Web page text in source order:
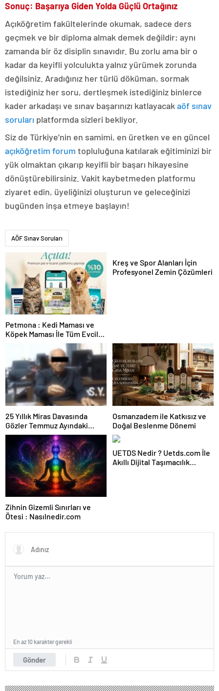
Sonuç: Başarıya Giden Yolda Güçlü Ortağınız
Açıköğretim fakültelerinde okumak, sadece ders
geçmek ve bir diploma almak demek değildir; aynı
zamanda bir öz disiplin sınavıdır. Bu zorlu ama bir o
kadar da keyifli yolculukta yalnız yürümek zorunda
değilsiniz. Aradığınız her türlü döküman, sormak
istediğiniz her soru, dertleşmek istediğiniz binlerce
kader arkadaşı ve sınav başarınızı katlayacak aöf sınav
soruları platformda sizleri bekliyor.
Siz de Türkiye’nin en samimi, en üretken ve en güncel
açıköğretim forum topluluğuna katılarak eğitiminizi bir
yük olmaktan çıkarıp keyifli bir başarı hikayesine
dönüştürebilirsiniz. Vakit kaybetmeden platformu
ziyaret edin, üyeliğinizi oluşturun ve geleceğinizi
bugünden inşa etmeye başlayın!
AÖF Sınav Soruları
Petmona : Kedi Maması ve
Köpek Maması İle Tüm Evcil
Kreş ve Spor Alanları İçin
Profesyonel Zemin Çözümleri
25 Yıllık Miras Davasında
Gözler Temmuz Ayındaki
Karar Duruşmasına Çevrildi
Osmanzadem ile Katkısız ve
Doğal Beslenme Dönemi
Zihnin Gizemli Sınırları ve
Ötesi : Nasılnedir.com
UETDS Nedir ? Uetds.com İle
Akıllı Dijital Taşımacılık
Gönder
En az 10 karakter gerekli